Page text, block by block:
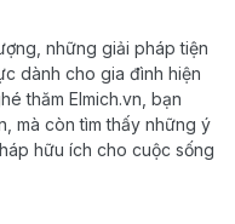
những giải pháp tiện
dành cho gia đình hiện
thăm Elmich.vn, bạn
mà còn tìm thấy những ý
hữu ích cho cuộc sống